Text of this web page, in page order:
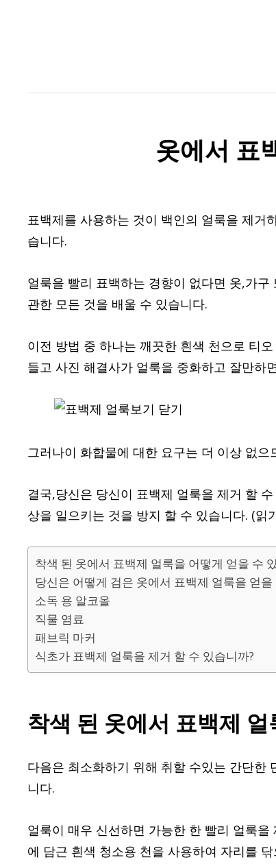
옷에서 표
표백제를 사용하는 것이 백인의 얼룩을 제거
습니다.
얼룩을 빨리 표백하는 경향이 없다면 옷,가
관한 모든 것을 배울 수 있습니다.
이전 방법 중 하나는 깨끗한 흰색 천으로 티
들고 사진 해결사가 얼룩을 중화하고 잘만하
그러나이 화합물에 대한 요구는 더 이상 없
결국,당신은 당신이 표백제 얼룩을 제거 할
상을 일으키는 것을 방지 할 수 있습니다. (읽
착색 된 옷에서 표백제 얼룩을 어떻게 얻을 수
당신은 어떻게 검은 옷에서 표백제 얼룩을 얻을
소독 용 알코올
직물 염료
패브릭 마커
식초가 표백제 얼룩을 제거 할 수 있습니까?
착색 된 옷에서 표백제
다음은 최소화하기 위해 취할 수있는 간단한
니다.
얼룩이 매우 신선하면 가능한 한 빨리 얼룩
에 담근 흰색 청소용 천을 사용하여 자리를